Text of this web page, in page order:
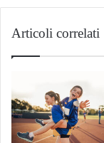
Articoli correlati